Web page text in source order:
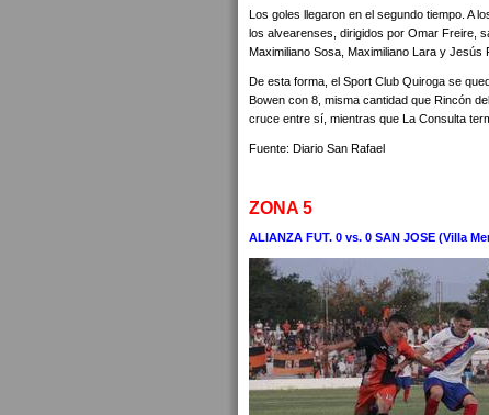
Los goles llegaron en el segundo tiempo. A
los alvearenses, dirigidos por Omar Freire,
Maximiliano Sosa, Maximiliano Lara y Jesús
De esta forma, el Sport Club Quiroga se
Bowen con 8, misma cantidad que Rincón
cruce entre sí, mientras que La Consulta
Fuente: Diario San Rafael
ZONA 5
ALIANZA FUT. 0 vs. 0 SAN JOSE (Villa